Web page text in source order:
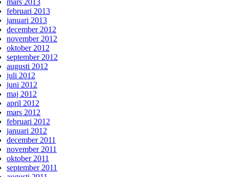
februari 2013
januari 2013
december 2012
november 2012
oktober 2012
september 2012
augusti 2012
juli 2012
juni 2012
maj 2012
april 2012
mars 2012
februari 2012
januari 2012
december 2011
november 2011
oktober 2011
september 2011